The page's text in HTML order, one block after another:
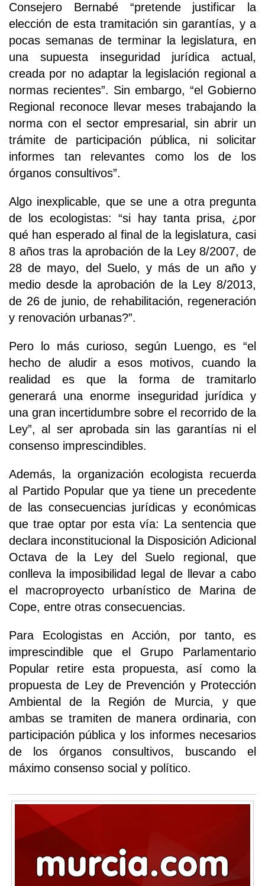
Consejero Bernabé “pretende justificar la
elección de esta tramitación sin garantías, y a
pocas semanas de terminar la legislatura, en
una supuesta inseguridad jurídica actual,
creada por no adaptar la legislación regional a
normas recientes”. Sin embargo, “el Gobierno
Regional reconoce llevar meses trabajando la
norma con el sector empresarial, sin abrir un
trámite de participación pública, ni solicitar
informes tan relevantes como los de los
órganos consultivos”.
Algo inexplicable, que se une a otra pregunta
de los ecologistas: “si hay tanta prisa, ¿por
qué han esperado al final de la legislatura, casi
8 años tras la aprobación de la Ley 8/2007, de
28 de mayo, del Suelo, y más de un año y
medio desde la aprobación de la Ley 8/2013,
de 26 de junio, de rehabilitación, regeneración
y renovación urbanas?”.
Pero lo más curioso, según Luengo, es “el
hecho de aludir a esos motivos, cuando la
realidad es que la forma de tramitarlo
generará una enorme inseguridad jurídica y
una gran incertidumbre sobre el recorrido de la
Ley”, al ser aprobada sin las garantías ni el
consenso imprescindibles.
Además, la organización ecologista recuerda
al Partido Popular que ya tiene un precedente
de las consecuencias jurídicas y económicas
que trae optar por esta vía: La sentencia que
declara inconstitucional la Disposición Adicional
Octava de la Ley del Suelo regional, que
conlleva la imposibilidad legal de llevar a cabo
el macroproyecto urbanístico de Marina de
Cope, entre otras consecuencias.
Para Ecologistas en Acción, por tanto, es
imprescindible que el Grupo Parlamentario
Popular retire esta propuesta, así como la
propuesta de Ley de Prevención y Protección
Ambiental de la Región de Murcia, y que
ambas se tramiten de manera ordinaria, con
participación pública y los informes necesarios
de los órganos consultivos, buscando el
máximo consenso social y político.